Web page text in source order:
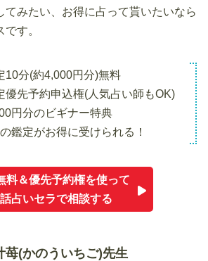
てみたい、お得に占って貰いたいなら
す。
分(約4,000円分)無料
先予約申込権(人気占い師もOK)
円分のビギナー特典
の鑑定がお得に受けられる！
料＆優先予約権を使って
占いセラで相談する
苺(かのういちご)先生